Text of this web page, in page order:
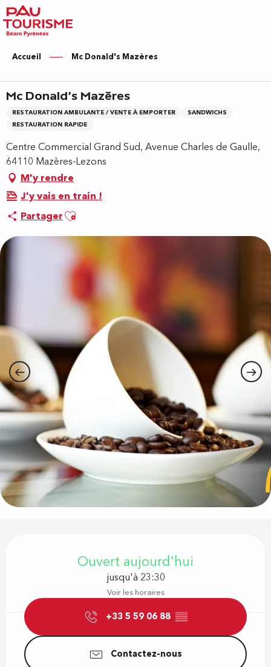
Aller
au
contenu
principal
Accueil Mc Donald's Mazères
Mc Donald's Mazères
RESTAURATION AMBULANTE / VENTE À EMPORTER
SANDWICHS
RESTAURATION RAPIDE
Centre Commercial Grand Sud, Avenue Charles de Gaulle,
64110 Mazères-Lezons
M'y rendre
J'y vais en train !
PartagerAjouter aux favoris
Ouvert aujourd'hui
jusqu'à 23:30
Voir les horaires
+33 5 59 06 88 ▒▒
Contactez-nous